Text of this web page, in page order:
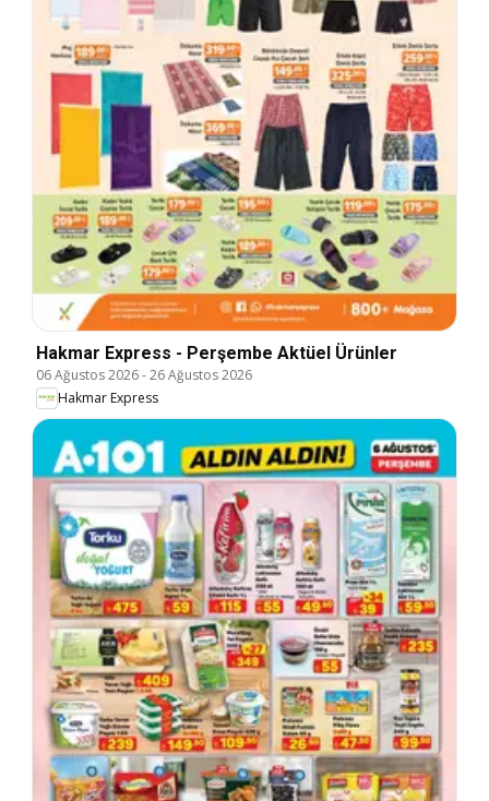
Hakmar Express - Perşembe Aktüel Ürünler
06 Ağustos 2026-26 Ağustos 2026
Hakmar Express